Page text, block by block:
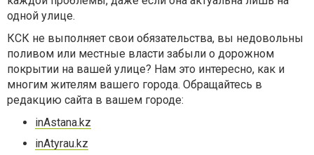
одной улице.
КСК не выполняет свои обязательства, вы недовольны
поливом или местные власти забыли о дорожном
покрытии на вашей улице? Нам это интересно, как и
многим жителям вашего города. Обращайтесь в
редакцию сайта в вашем городе:
inAstana.kz
inAtyrau.kz